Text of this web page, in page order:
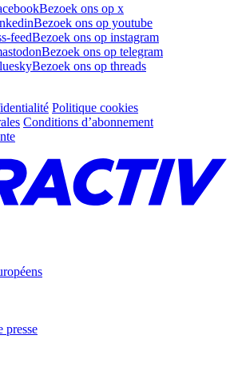
Bezoek ons op x
Bezoek ons op youtube
feedBezoek ons op instagram
Bezoek ons op telegram
Bezoek ons op threads
Politique cookies
Conditions d’abonnement
presse